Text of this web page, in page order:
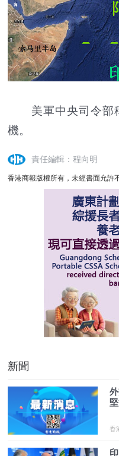
美軍中央司令部
機。
責任編輯：程向明
香港商報版權所有，未經書面允許
新聞
香